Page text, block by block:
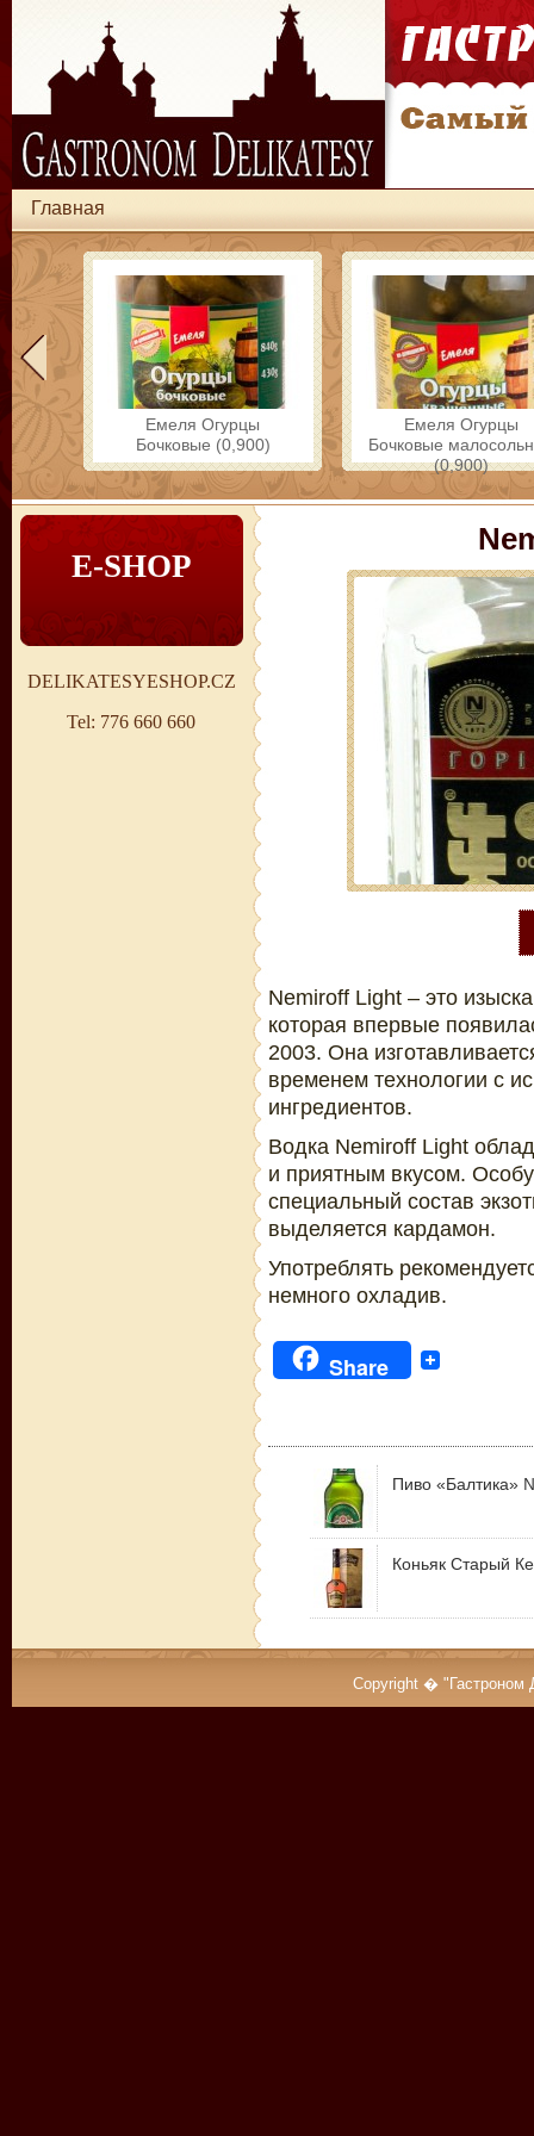
Главная
Емеля Огурцы
Бочковые (0,900)
Емеля Огурцы
Бочковые
(0,900)
E-SHOP
DELIKATESYESHOP.CZ
Tel: 776 660 660
Nemiroff Light – это
которая впервые
2003. Она
временем технологии с
ингредиентов.
Водка Nemiroff Light
и приятным вкусом.
специальный состав
выделяется кардамон.
Употреблять
немного охладив.
Share
Пиво «Балтика»
Коньяк Старый
Copyright �